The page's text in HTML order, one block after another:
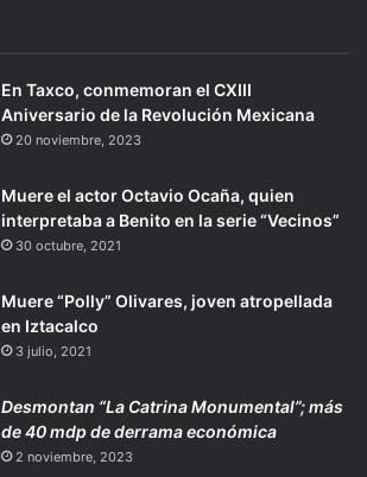
En Taxco, conmemoran el CXIII
Aniversario de la Revolución Mexicana
20 noviembre, 2023
Muere el actor Octavio Ocaña, quien
interpretaba a Benito en la serie “Vecinos”
30 octubre, 2021
Muere “Polly” Olivares, joven atropellada
en Iztacalco
3 julio, 2021
Desmontan “La Catrina Monumental”; más
de 40 mdp de derrama económica
2 noviembre, 2023